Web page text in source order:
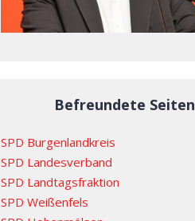
Befreundete Seiten
SPD Burgenlandkreis
SPD Landesverband
SPD Landtagsfraktion
SPD Weißenfels